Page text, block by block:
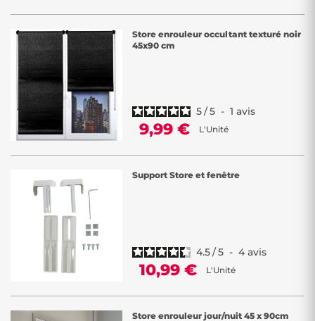
Store enrouleur occultant texturé noir
45x90 cm
5/5 - 1 avis
9,99 € L'Unité
Support Store et fenêtre
4.5/5 - 4 avis
10,99 € L'Unité
Store enrouleur jour/nuit 45 x 90cm